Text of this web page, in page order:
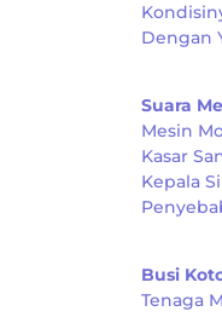
Dengan
Suara
Mesin
Kasar
Kepala
Busi
Tenaga